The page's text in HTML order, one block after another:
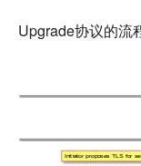
Upgrade协议的流